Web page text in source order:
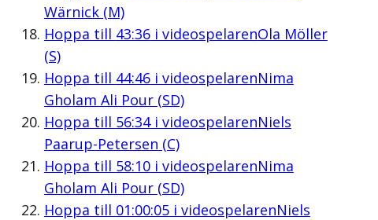
Wärnick (M)
Hoppa till 43:36i videospelarenOla Möller
(S)
Hoppa till 44:46i videospelarenNima
Gholam Ali Pour (SD)
Hoppa till 56:34i videospelarenNiels
Paarup-Petersen (C)
Hoppa till 58:10i videospelarenNima
Gholam Ali Pour (SD)
Hoppa till 01:00:05i videospelarenNiels